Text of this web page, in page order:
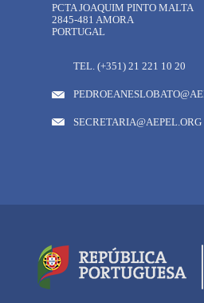
PCTA JOAQUIM PINTO MALTA
2845-481 AMORA
PORTUGAL
SECRETARIA@AEPEL.ORG
TEL. (+351) 21 221 10 20